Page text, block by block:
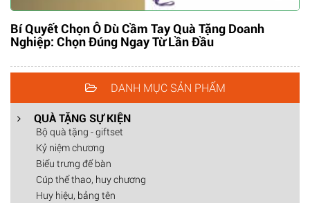
Bí Quyết Chọn Ô Dù Cầm Tay Quà Tặng Doanh
Nghiệp: Chọn Đúng Ngay Từ Lần Đầu
DANH MỤC SẢN PHẨM
QUÀ TẶNG SỰ KIỆN
Bộ quà tặng - giftset
Kỷ niệm chương
Biểu trưng để bàn
Cúp thể thao, huy chương
Huy hiệu, bảng tên